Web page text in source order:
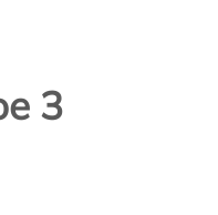
3